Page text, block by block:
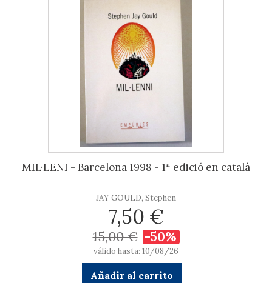
MIL·LENI - Barcelona 1998 - 1ª edició en català
JAY GOULD, Stephen
7,50 €
15,00 € -50%
válido hasta: 10/08/26
Añadir al carrito